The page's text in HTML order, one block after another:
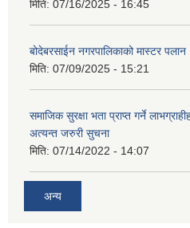
मिति: 07/16/2025 - 16:45
बोदेबरसाईन नगरपालिकाको मास्टर पलान
मिति: 07/09/2025 - 15:21
समाजिक सुरक्षा भता प्राप्त गर्ने
अत्यन्त जरुरी सुचना
मिति: 07/14/2022 - 14:07
अन्य